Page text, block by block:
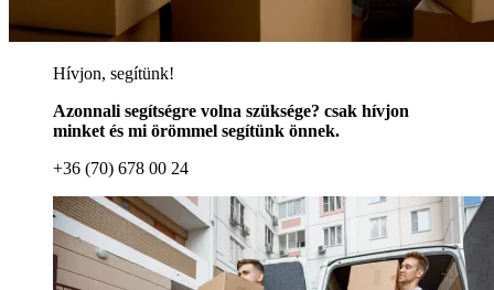
Hívjon, segítünk!
Azonnali segítségre volna szüksége? csak hívjon
minket és mi örömmel segítünk önnek.
+36 (70) 678 00 24